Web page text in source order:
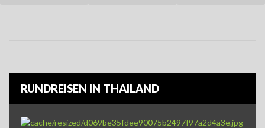
RUNDREISEN IN THAILAND